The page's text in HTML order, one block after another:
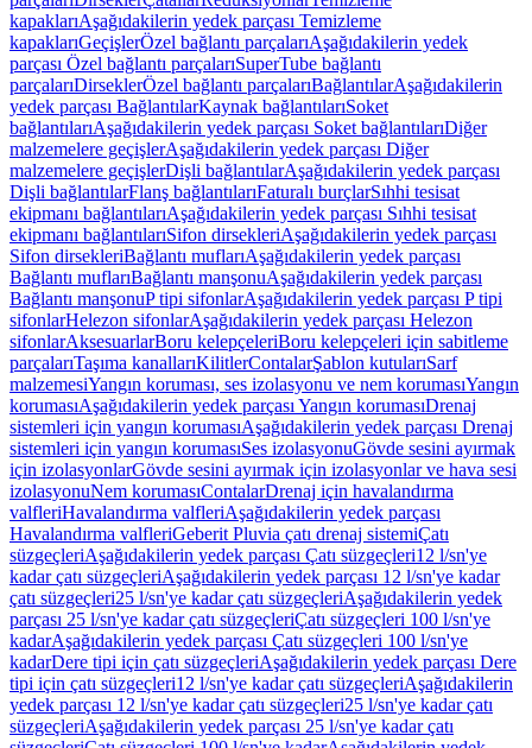
kapaklarıAşağıdakilerin yedek parçası Temizleme
kapaklarıGeçişlerÖzel bağlantı parçalarıAşağıdakilerin yedek
parçası Özel bağlantı parçalarıSuperTube bağlantı
parçalarıDirseklerÖzel bağlantı parçalarıBağlantılarAşağıdakilerin
yedek parçası BağlantılarKaynak bağlantılarıSoket
bağlantılarıAşağıdakilerin yedek parçası Soket bağlantılarıDiğer
malzemelere geçişlerAşağıdakilerin yedek parçası Diğer
malzemelere geçişlerDişli bağlantılarAşağıdakilerin yedek parçası
Dişli bağlantılarFlanş bağlantılarıFaturalı burçlarSıhhi tesisat
ekipmanı bağlantılarıAşağıdakilerin yedek parçası Sıhhi tesisat
ekipmanı bağlantılarıSifon dirsekleriAşağıdakilerin yedek parçası
Sifon dirsekleriBağlantı muflarıAşağıdakilerin yedek parçası
Bağlantı muflarıBağlantı manşonuAşağıdakilerin yedek parçası
Bağlantı manşonuP tipi sifonlarAşağıdakilerin yedek parçası P tipi
sifonlarHelezon sifonlarAşağıdakilerin yedek parçası Helezon
sifonlarAksesuarlarBoru kelepçeleriBoru kelepçeleri için sabitleme
parçalarıTaşıma kanallarıKilitlerContalarŞablon kutularıSarf
malzemesiYangın koruması, ses izolasyonu ve nem korumasıYangın
korumasıAşağıdakilerin yedek parçası Yangın korumasıDrenaj
sistemleri için yangın korumasıAşağıdakilerin yedek parçası Drenaj
sistemleri için yangın korumasıSes izolasyonuGövde sesini ayırmak
için izolasyonlarGövde sesini ayırmak için izolasyonlar ve hava sesi
izolasyonuNem korumasıContalarDrenaj için havalandırma
valfleriHavalandırma valfleriAşağıdakilerin yedek parçası
Havalandırma valfleriGeberit Pluvia çatı drenaj sistemiÇatı
süzgeçleriAşağıdakilerin yedek parçası Çatı süzgeçleri12 l/sn'ye
kadar çatı süzgeçleriAşağıdakilerin yedek parçası 12 l/sn'ye kadar
çatı süzgeçleri25 l/sn'ye kadar çatı süzgeçleriAşağıdakilerin yedek
parçası 25 l/sn'ye kadar çatı süzgeçleriÇatı süzgeçleri 100 l/sn'ye
kadarAşağıdakilerin yedek parçası Çatı süzgeçleri 100 l/sn'ye
kadarDere tipi için çatı süzgeçleriAşağıdakilerin yedek parçası Dere
tipi için çatı süzgeçleri12 l/sn'ye kadar çatı süzgeçleriAşağıdakilerin
yedek parçası 12 l/sn'ye kadar çatı süzgeçleri25 l/sn'ye kadar çatı
süzgeçleriAşağıdakilerin yedek parçası 25 l/sn'ye kadar çatı